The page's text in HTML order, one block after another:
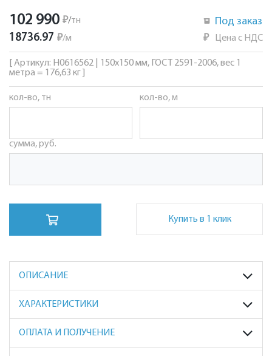
102 990 ₽/тн
18736.97 ₽/м
Под заказ
₽ Цена с НДС
[ Артикул: Н0616562 | 150х150 мм, ГОСТ 2591-2006, вес 1
метра = 176,63 кг ]
кол-во, тн кол-во, м
сумма, руб.
Купить в 1 клик
ОПИСАНИЕ
ХАРАКТЕРИСТИКИ
ОПЛАТА И ПОЛУЧЕНИЕ